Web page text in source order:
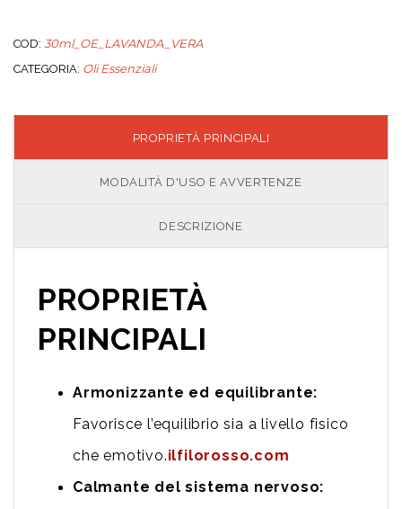
COD: 30ml_OE_LAVANDA_VERA
CATEGORIA: Oli Essenziali
PROPRIETÀ PRINCIPALI
MODALITÀ D'USO E AVVERTENZE
DESCRIZIONE
PROPRIETÀ
PRINCIPALI
Armonizzante ed equilibrante:
Favorisce l’equilibrio sia a livello fisico
che emotivo.ilfilorosso.com
Calmante del sistema nervoso: